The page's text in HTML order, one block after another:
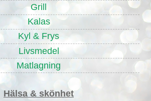
Grill
Kalas
Kyl & Frys
Livsmedel
Matlagning
Hälsa & skönhet